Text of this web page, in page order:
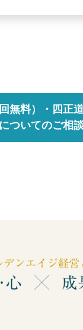
無料）・四正
ついてのご相